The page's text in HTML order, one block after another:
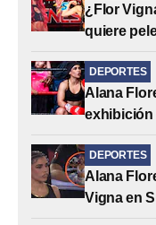
¿Flor
quiere
DEPORTES
Alana
exhibición
DEPORTES
Alana
Vigna en